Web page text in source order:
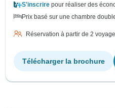
S'inscrire pour réaliser des
Prix basé sur une chambre
Réservation à partir de 2
Télécharger la brochure